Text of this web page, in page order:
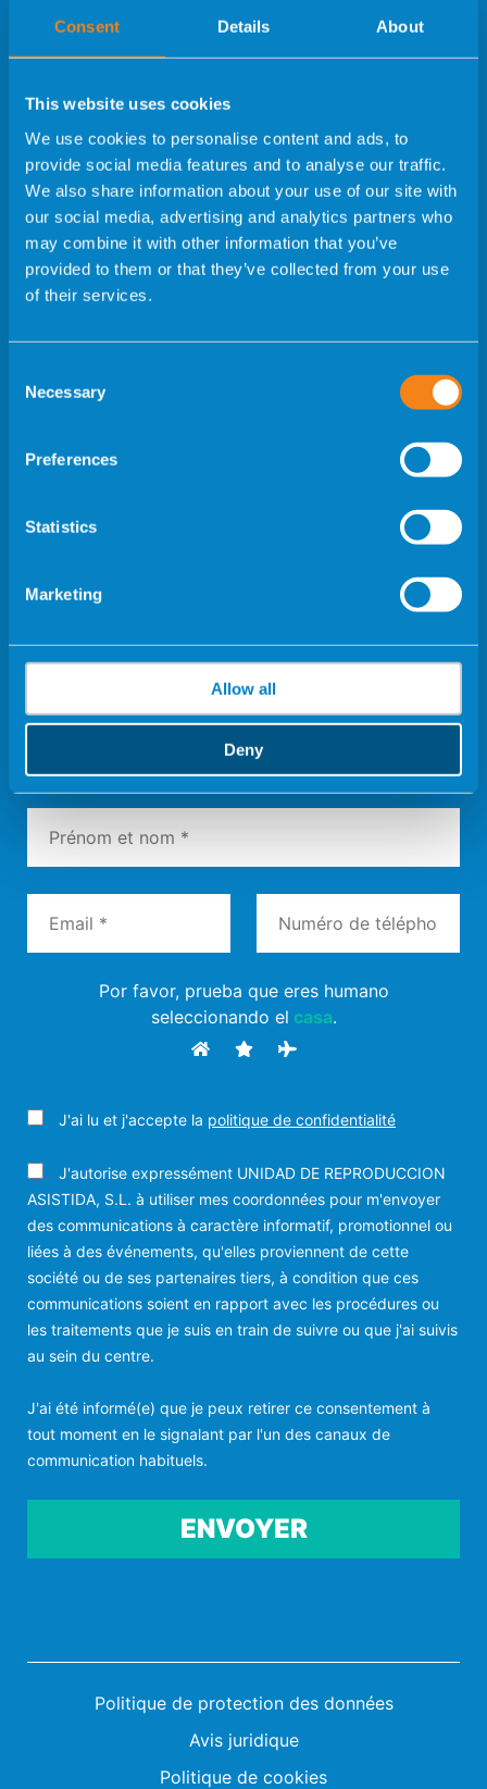
Consent Details About
This website uses cookies
We use cookies to personalise content and ads, to
provide social media features and to analyse our traffic.
We also share information about your use of our site with
our social media, advertising and analytics partners who
may combine it with other information that you’ve
provided to them or that they’ve collected from your use
of their services.
Selection
Necessary
Preferences
Statistics
Marketing
Allow all
Deny
UR Vistahermosa
(+34) 672 272 961
info@urvistahermosainternational.com
Menú
UR VISTAHERMOSA PARCOURS DU PATIENT
CONTACT
Por favor, prueba que eres humano
seleccionando el casa.
J'ai lu et j'accepte la politique de confidentialité
J'autorise expressément UNIDAD DE REPRODUCCION
ASISTIDA, S.L. à utiliser mes coordonnées pour m'envoyer
des communications à caractère informatif, promotionnel ou
liées à des événements, qu'elles proviennent de cette
société ou de ses partenaires tiers, à condition que ces
communications soient en rapport avec les procédures ou
les traitements que je suis en train de suivre ou que j'ai suivis
au sein du centre.
J'ai été informé(e) que je peux retirer ce consentement à
tout moment en le signalant par l'un des canaux de
communication habituels.
Politique de protection des données
Avis juridique
Politique de cookies